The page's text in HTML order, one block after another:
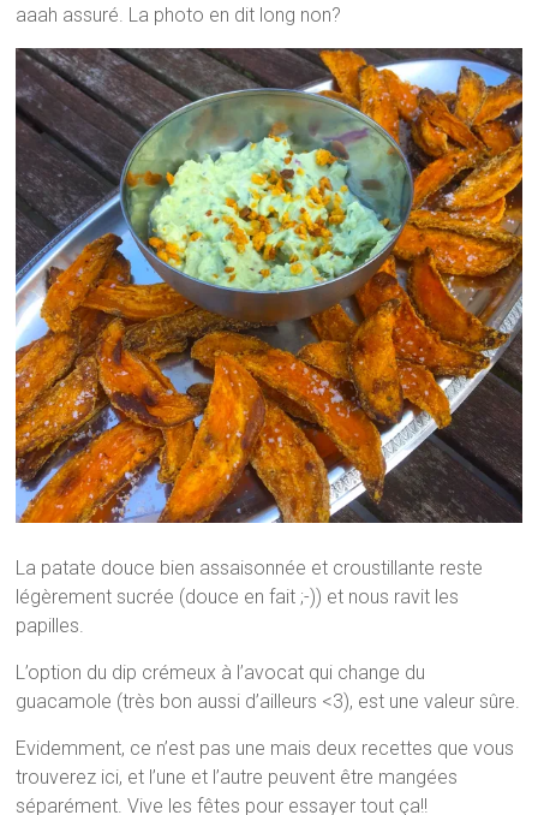
aaah assuré. La photo en dit long non?
La patate douce bien assaisonnée et croustillante reste
légèrement sucrée (douce en fait ;-)) et nous ravit les
papilles.
L’option du dip crémeux à l’avocat qui change du
guacamole (très bon aussi d’ailleurs <3), est une valeur sûre.
Evidemment, ce n’est pas une mais deux recettes que vous
trouverez ici, et l’une et l’autre peuvent être mangées
séparément. Vive les fêtes pour essayer tout ça!!